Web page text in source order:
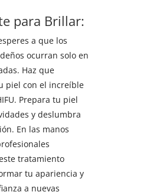
para Brillar:
a que los
ocurran solo en
Haz que
piel con el increíble
Prepara tu piel
y deslumbra
En las manos
tratamiento
tu apariencia y
a nuevas